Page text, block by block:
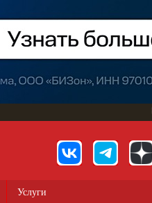
Услуги